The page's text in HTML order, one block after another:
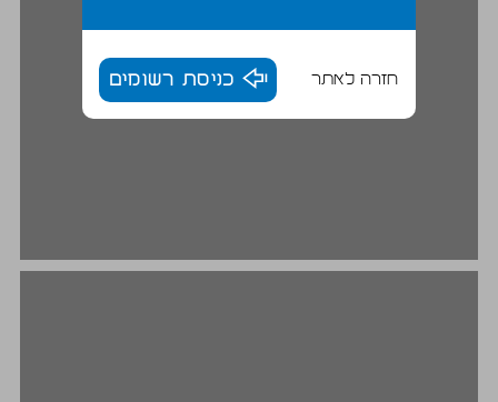
חזרה לאתר כניסת רשומים